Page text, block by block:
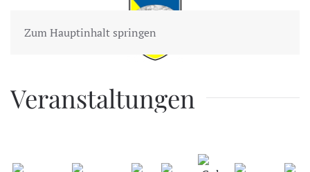
Zum Hauptinhalt springen
Veranstaltungen